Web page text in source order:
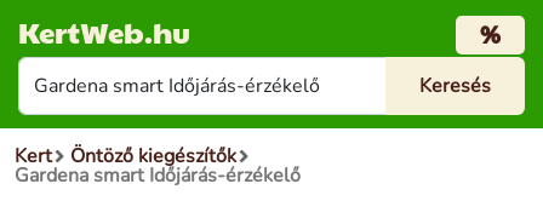
KertWeb.hu %
Kert Öntöző kiegészítők
Gardena smart Időjárás-érzékelő